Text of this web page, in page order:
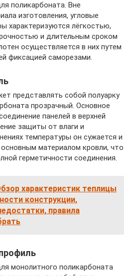
поликарбоната. Вне
изготовления, угловые
характеризуются лёгкостью,
и длительным сроком
осуществляется в них путем
фиксацией саморезами.
представлять собой полуарку
прозрачный. Основное
панелей в верхней
защиты от влаги и
температуры он сужается и
материалом кровли, что
герметичности соединения.
характеристик теплицы
конструкции,
правила
монолитного поликарбоната